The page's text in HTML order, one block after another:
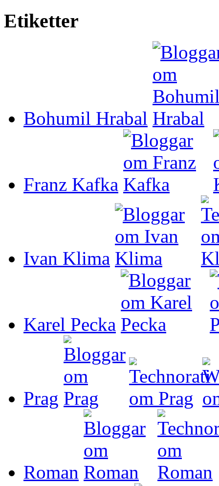
Etiketter
Bohumil Hrabal
Franz Kafka
Ivan Klima
Karel Pecka
Prag
Roman